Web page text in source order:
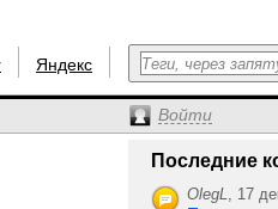
Яндекс
Войти
Последние
OlegL, 17